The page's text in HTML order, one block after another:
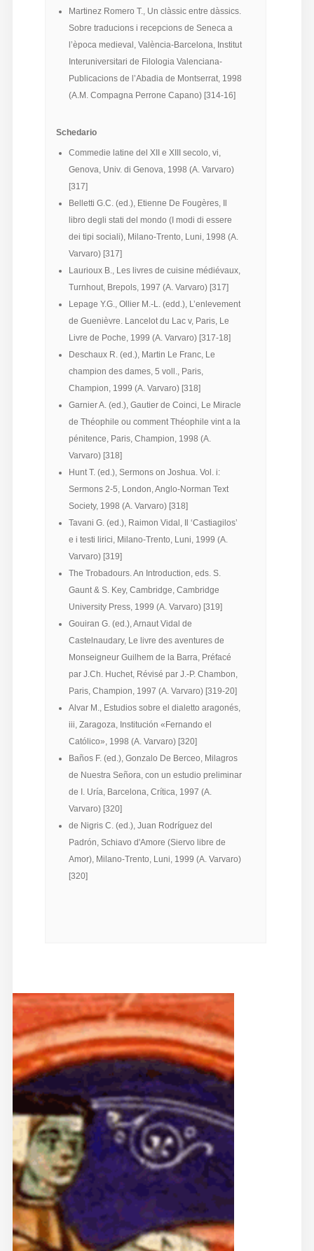
Martinez Romero T., Un clàssic entre dàssics.
Sobre traducions i recepcions de Seneca a
l’època medieval, València-Barcelona, Institut
Interuniversitari de Filologia Valenciana-
Publicacions de l’Abadia de Montserrat, 1998
(A.M. Compagna Perrone Capano) [314-16]
Schedario
Commedie latine del XII e XIII secolo, vi,
Genova, Univ. di Genova, 1998 (A. Varvaro)
[317]
Belletti G.C. (ed.), Etienne De Fougères, Il
libro degli stati del mondo (I modi di essere
dei tipi sociali), Milano-Trento, Luni, 1998 (A.
Varvaro) [317]
Laurioux B., Les livres de cuisine médiévaux,
Turnhout, Brepols, 1997 (A. Varvaro) [317]
Lepage Y.G., Ollier M.-L. (edd.), L’enlevement
de Guenièvre. Lancelot du Lac v, Paris, Le
Livre de Poche, 1999 (A. Varvaro) [317-18]
Deschaux R. (ed.), Martin Le Franc, Le
champion des dames, 5 voll., Paris,
Champion, 1999 (A. Varvaro) [318]
Garnier A. (ed.), Gautier de Coinci, Le Miracle
de Théophile ou comment Théophile vint a la
pénitence, Paris, Champion, 1998 (A.
Varvaro) [318]
Hunt T. (ed.), Sermons on Joshua. Vol. i:
Sermons 2-5, London, Anglo-Norman Text
Society, 1998 (A. Varvaro) [318]
Tavani G. (ed.), Raimon Vidal, Il ‘Castiagilos’
e i testi lirici, Milano-Trento, Luni, 1999 (A.
Varvaro) [319]
The Trobadours. An Introduction, eds. S.
Gaunt & S. Key, Cambridge, Cambridge
University Press, 1999 (A. Varvaro) [319]
Gouiran G. (ed.), Arnaut Vidal de
Castelnaudary, Le livre des aventures de
Monseigneur Guilhem de la Barra, Préfacé
par J.Ch. Huchet, Révisé par J.-P. Chambon,
Paris, Champion, 1997 (A. Varvaro) [319-20]
Alvar M., Estudios sobre el dialetto aragonés,
iii, Zaragoza, Institución «Fernando el
Católico», 1998 (A. Varvaro) [320]
Baños F. (ed.), Gonzalo De Berceo, Milagros
de Nuestra Señora, con un estudio preliminar
de I. Uría, Barcelona, Crítica, 1997 (A.
Varvaro) [320]
de Nigris C. (ed.), Juan Rodríguez del
Padrón, Schiavo d'Amore (Siervo libre de
Amor), Milano-Trento, Luni, 1999 (A. Varvaro)
[320]